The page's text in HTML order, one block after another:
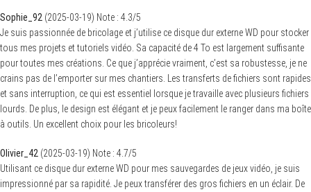
Sophie_92 (2025-03-19) Note : 4.3/5
Je suis passionnée de bricolage et j’utilise ce disque dur externe WD pour stocker
tous mes projets et tutoriels vidéo. Sa capacité de 4 To est largement suffisante
pour toutes mes créations. Ce que j’apprécie vraiment, c’est sa robustesse, je ne
crains pas de l’emporter sur mes chantiers. Les transferts de fichiers sont rapides
et sans interruption, ce qui est essentiel lorsque je travaille avec plusieurs fichiers
lourds. De plus, le design est élégant et je peux facilement le ranger dans ma boîte
à outils. Un excellent choix pour les bricoleurs!
Olivier_42 (2025-03-19) Note : 4.7/5
Utilisant ce disque dur externe WD pour mes sauvegardes de jeux vidéo, je suis
impressionné par sa rapidité. Je peux transférer des gros fichiers en un éclair. De